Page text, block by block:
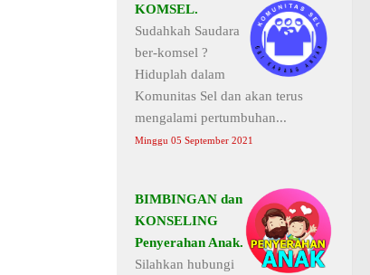
KOMSEL.
Sudahkah Saudara
ber-komsel ?
Hiduplah dalam
Komunitas Sel dan akan terus
mengalami pertumbuhan...
Minggu 05 September 2021
BIMBINGAN dan
KONSELING
Penyerahan Anak.
Silahkan hubungi